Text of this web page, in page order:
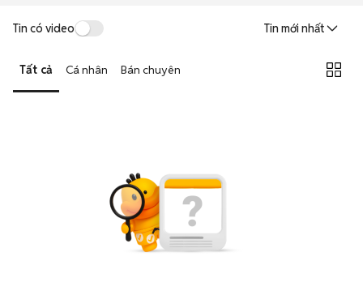
Tin có video Tin mới nhất
Tất cả Cá nhân Bán chuyên